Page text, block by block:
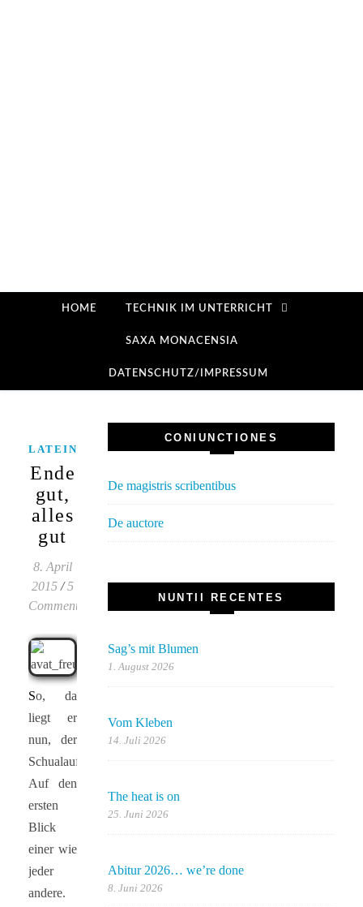
HOME TECHNIK IM UNTERRICHT
SAXA MONACENSIA
DATENSCHUTZ/IMPRESSUM
LATEIN PRÜFUNGEN,UNTERRICHT
Ende
gut,
alles
gut
8. April
2015 / 5
Comments
So, da
liegt er
nun, der
Schualaufgabenstapel.
Auf den
ersten
Blick
einer wie
jeder
andere.
CONIUNCTIONES
De magistris scribentibus
De auctore
NUNTII RECENTES
Sag’s mit Blumen
1. August 2026
Vom Kleben
14. Juli 2026
The heat is on
25. Juni 2026
Abitur 2026… we’re done
8. Juni 2026